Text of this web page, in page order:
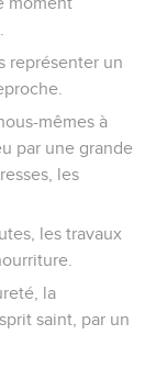
représenter un
mêmes à
par une grande
les
les travaux
la
saint, par un